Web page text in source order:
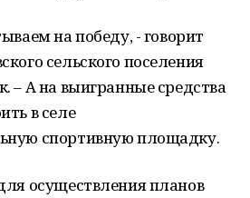
на победу, - говорит
сельского поселения
– А на выигранные средства
в селе
спортивную площадку.
осуществления планов